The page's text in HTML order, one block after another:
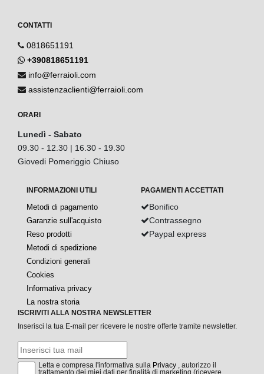
CONTATTI
0818651191
+390818651191
info@ferraioli.com
assistenzaclienti@ferraioli.com
ORARI
Lunedì - Sabato
09.30 - 12.30 | 16.30 - 19.30
Giovedi Pomeriggio Chiuso
INFORMAZIONI UTILI
Metodi di pagamento
Garanzie sull'acquisto
Reso prodotti
Metodi di spedizione
Condizioni generali
Cookies
Informativa privacy
La nostra storia
PAGAMENTI ACCETTATI
Bonifico
Contrassegno
Paypal express
ISCRIVITI ALLA NOSTRA NEWSLETTER
Inserisci la tua E-mail per ricevere le nostre offerte tramite newsletter.
Letta e compresa l'informativa sulla Privacy , autorizzo il
trattamento dei miei dati per finalità di marketing (ricevere